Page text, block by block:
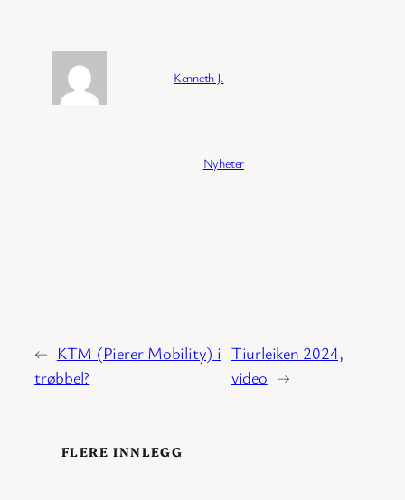
Kenneth J.
Nyheter
← KTM (Pierer Mobility) i
trøbbel?
Tiurleiken 2024,
video →
FLERE INNLEGG